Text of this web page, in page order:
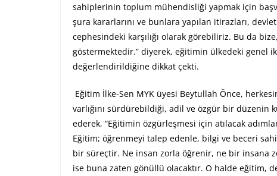
sahiplerinin toplum mühendisliği yapmak için
şura kararlarını ve bunlara yapılan itirazları,
cephesindeki karşılığı olarak görebiliriz. Bu da
göstermektedir.” diyerek, eğitimin ülkedeki genel
değerlendirildiğine dikkat çekti.
Eğitim İlke-Sen MYK üyesi Beytullah Önce,
varlığını sürdürebildiği, adil ve özgür bir
ederek, “Eğitimin özgürleşmesi için atılacak
Eğitim; öğrenmeyi talep edenle, bilgi ve beceri
bir süreçtir. Ne insan zorla öğrenir, ne bir insana
ise buna zaten gönüllü olacaktır. O halde eğitim,